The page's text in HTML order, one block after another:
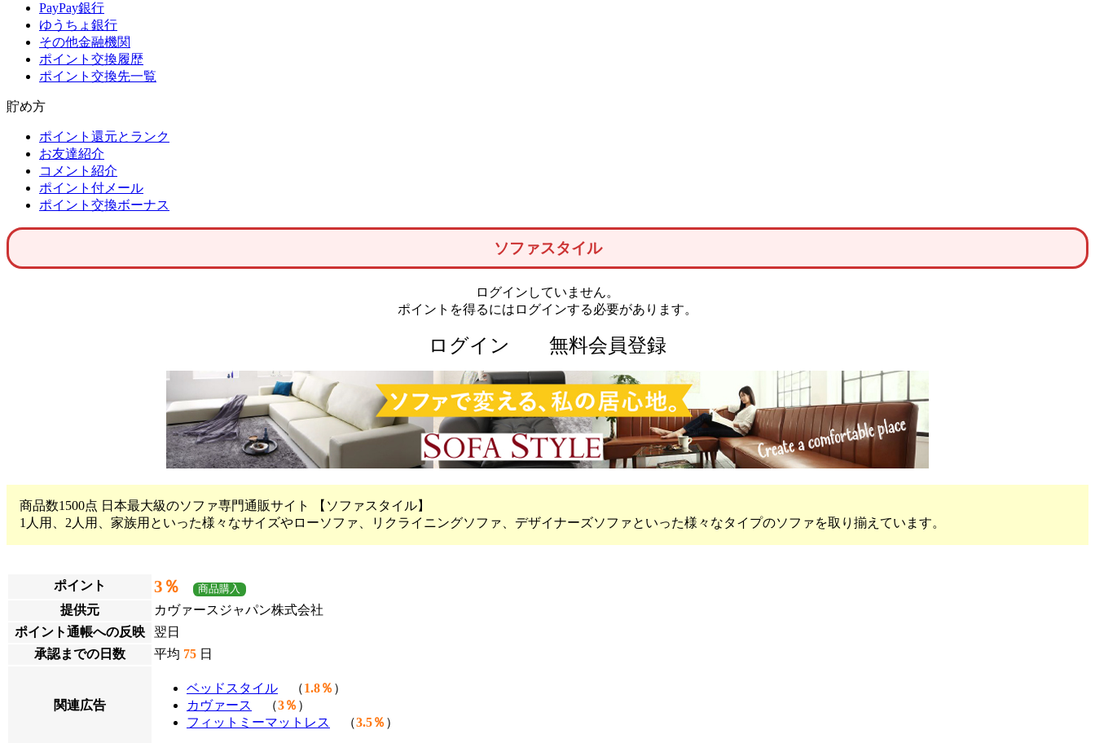
PayPay銀行
ゆうちょ銀行
その他金融機関
ポイント交換履歴
ポイント交換先一覧
貯め方
ポイント還元とランク
お友達紹介
コメント紹介
ポイント付メール
ポイント交換ボーナス
ソファスタイル
ログインしていません。
ポイントを得るにはログインする必要があります。
ログイン 無料会員登録
商品数1500点 日本最大級のソファ専門通販サイト 【ソファスタイル】
1人用、2人用、家族用といった様々なサイズやローソファ、リクライニングソファ、デザイナーズソファといった様々なタイプのソファを取り揃えています。
ポイント 3％ 商品購入
提供元
カヴァースジャパン株式会社
ポイント通帳への反映
翌日
承認までの日数
平均 75 日
関連広告
ベッドスタイル （1.8％ ）
カヴァース
（3％ ）
フィットミーマットレス
（3.5％ ）